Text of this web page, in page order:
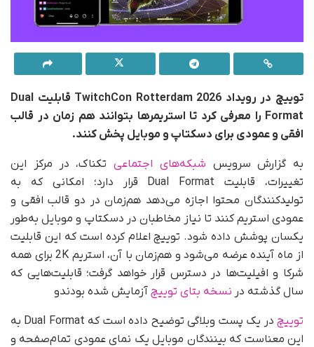
توییچ در رویداد TwitchCon Rotterdam 2026 قابلیت Dual
Format را معرفی کرد تا استریمرها بتوانند هم زمان در قالب
افقی و عمودی برای دسکتاپ و موبایل پخش کنند.
به گزارش سرویس شبکه‌های اجتماعی تکناک، در مرکز این
تغییرات، قابلیت Dual Format قرار دارد؛ امکانی که به
تولیدکنندگان محتوا اجازه می‌دهد هم‌زمان در دو قالب افقی و
عمودی استریم کنند تا نیاز مخاطبان در دسکتاپ و موبایل به‌طور
یکسان پوشش داده شود. توییچ اعلام کرده است که این قابلیت
از ماه آینده عرضه می‌شود و هم‌زمان با آن، استریم 2K برای همه
شرکا و افیلیت‌ها در دسترس قرار خواهد گرفت؛ قابلیت‌هایی که
سال گذشته در نسخه بتای توییچ آزمایش شده بودندو
توییچ
در یک پست وبلاگی توضیح داده است که Dual Format به
این معناست که بینندگان موبایل یک نمای عمودی تمام‌صفحه و